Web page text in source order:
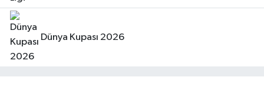
Dünya Kupası 2026